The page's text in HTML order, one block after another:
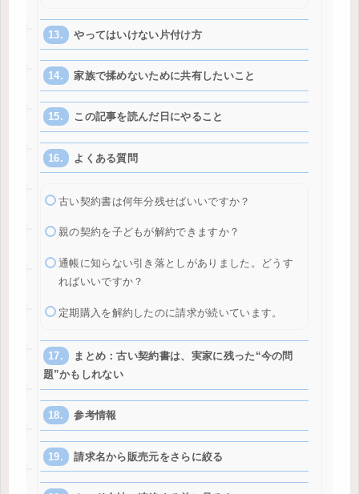
やってはいけない片付け方
家族で揉めないために共有したいこと
この記事を読んだ日にやること
よくある質問
古い契約書は何年分残せばいいですか？
親の契約を子どもが解約できますか？
通帳に知らない引き落としがありました。どうす
ればいいですか？
定期購入を解約したのに請求が続いています。
まとめ：古い契約書は、実家に残った“今の問
題”かもしれない
参考情報
請求名から販売元をさらに絞る